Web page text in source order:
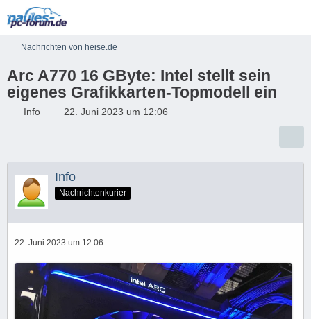
Nachrichten von heise.de
Arc A770 16 GByte: Intel stellt sein
eigenes Grafikkarten-Topmodell ein
Info 22. Juni 2023 um 12:06
Info
Nachrichtenkurier
22. Juni 2023 um 12:06